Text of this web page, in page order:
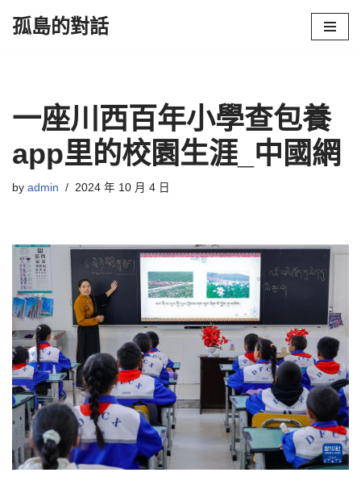
孤島的對話
一座川西百年小學查包養
app里的校園生涯_中國網
by admin 2024 年 10 月 4 日